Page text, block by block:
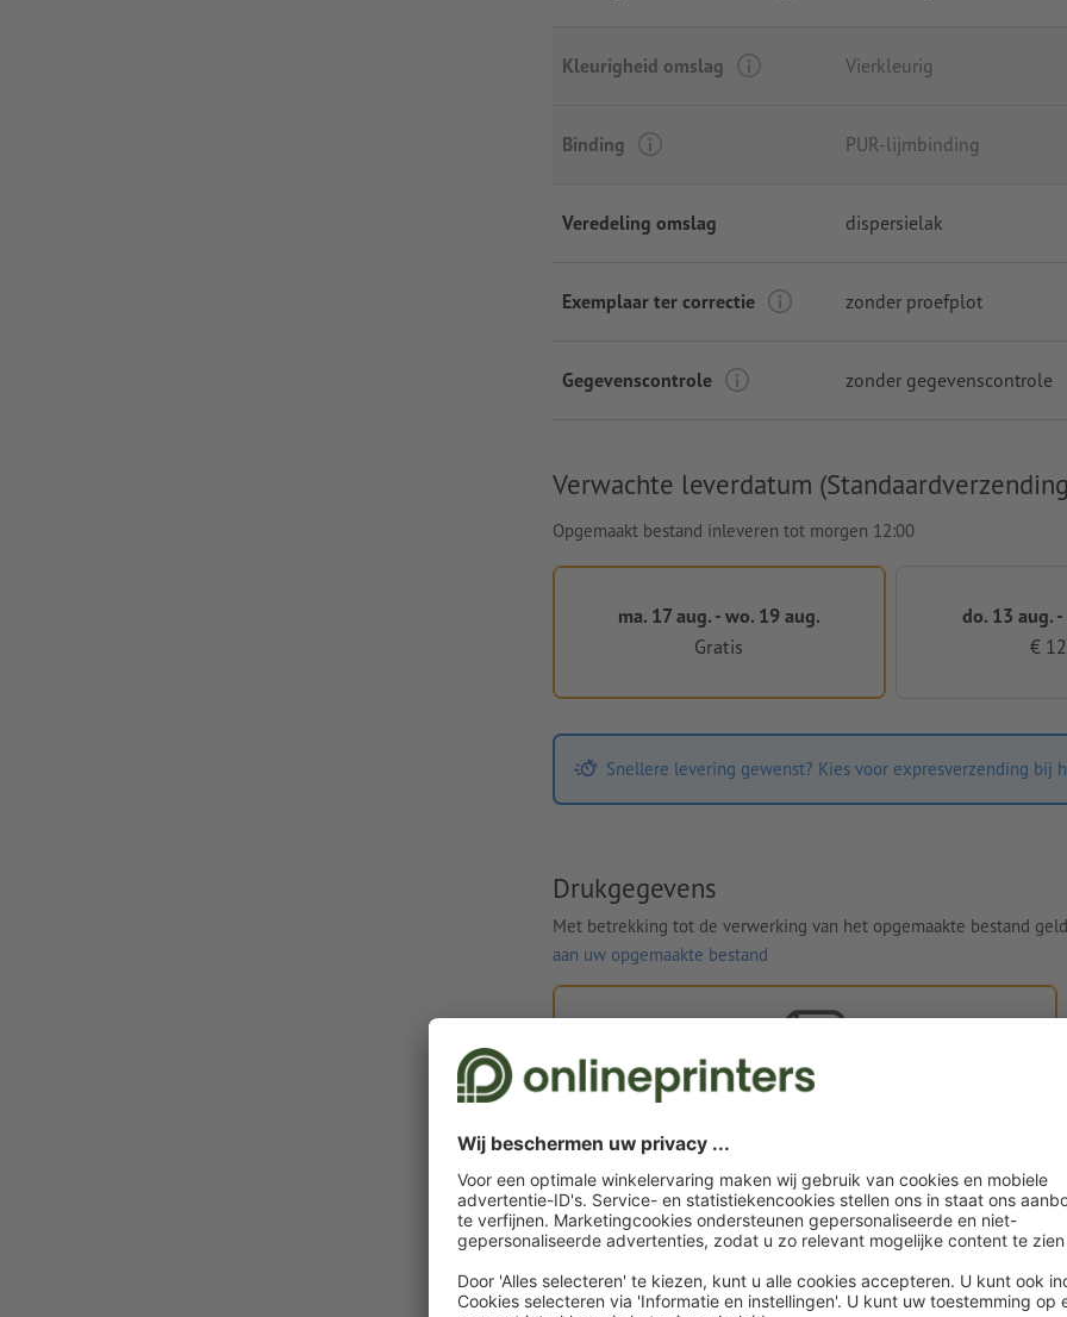
Kleurigheid omslag Vierkleurig
Binding PUR-lijmbinding
Veredeling omslag dispersielak
Exemplaar ter correctie zonder proefplot
Gegevenscontrole zonder gegevenscontrole
Verwachte leverdatum
Opgemaakt bestand inleveren tot morgen 12:00
ma. 17 aug. - wo. 19 aug.
Gratis
do. 13 aug.
€
Snellere levering gewenst? Kies voor expresverzending bij
Drukgegevens
Met betrekking tot de verwerking van het opgemaakte bestand
aan uw opgemaakte bestand
Eigen opgemaakte bestanden
U kunt uw opgemaakte bestanden vóór of na aankoop
uploaden.